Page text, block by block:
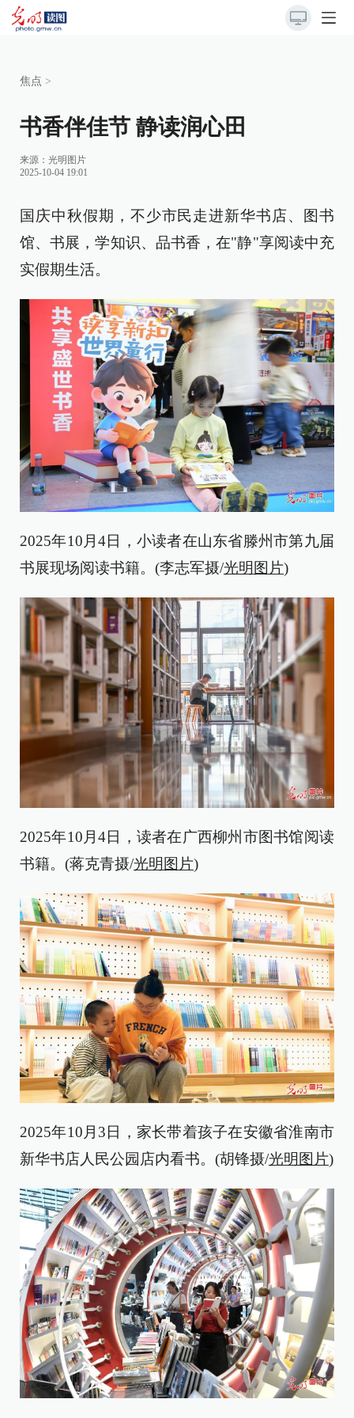
焦点 >
书香伴佳节 静读润心田
来源： 光明图片
2025-10-04 19:01
国庆中秋假期，不少市民走进新华书店、图书
馆、书展，学知识、品书香，在"静"享阅读中充
实假期生活。
2025年10月4日，小读者在山东省滕州市第九届
书展现场阅读书籍。(李志军摄/光明图片)
2025年10月4日，读者在广西柳州市图书馆阅读
书籍。(蒋克青摄/光明图片)
2025年10月3日，家长带着孩子在安徽省淮南市
新华书店人民公园店内看书。(胡锋摄/光明图片)